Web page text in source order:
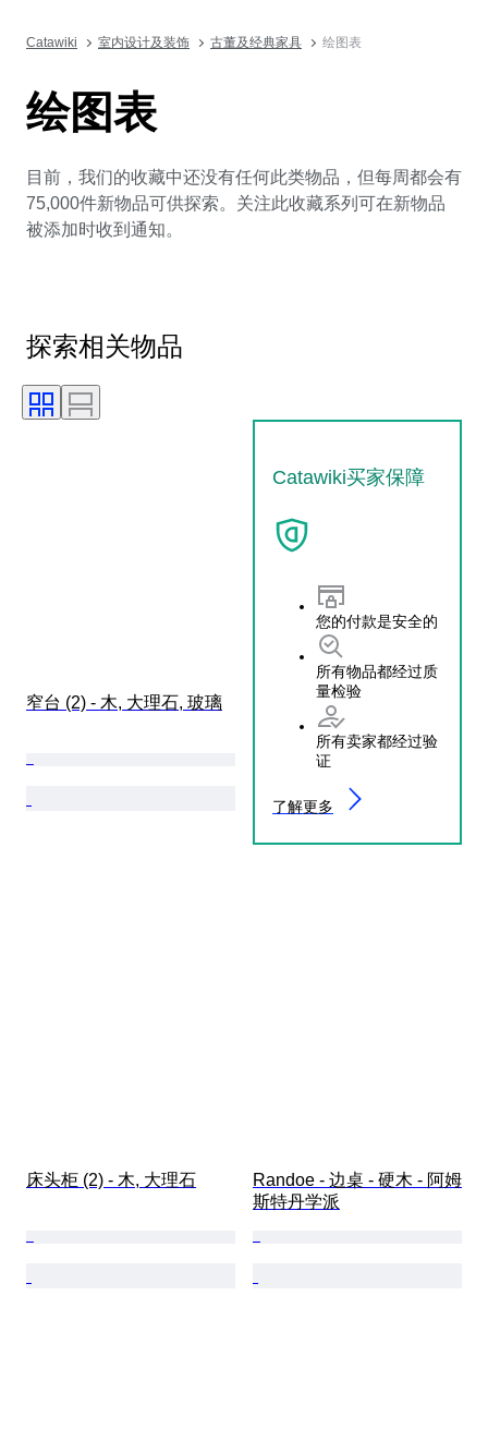
Catawiki 室内设计及装饰 古董及经典家具 绘图表
绘图表
目前，我们的收藏中还没有任何此类物品，但每周都会有
75,000件新物品可供探索。关注此收藏系列可在新物品
被添加时收到通知。
探索相关物品
Catawiki买家保障
您的付款是安全的
所有物品都经过质
量检验
所有卖家都经过验
证
了解更多
窄台 (2) - 木, 大理石, 玻璃
床头柜 (2) - 木, 大理石
Randoe - 边桌 - 硬木 - 阿姆
斯特丹学派